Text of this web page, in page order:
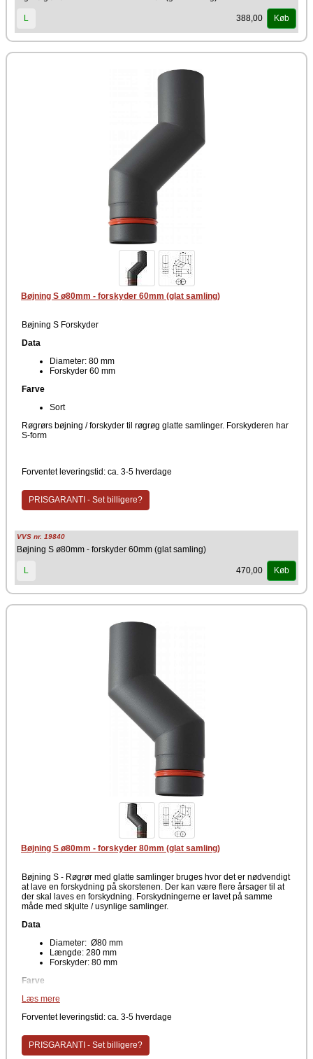
L 388,00 Køb
Bøjning S ø80mm - forskyder 60mm (glat samling)
Bøjning S Forskyder
Data
Diameter: 80 mm
Forskyder 60 mm
Farve
Sort
Røgrørs bøjning / forskyder til røgrøg glatte samlinger. Forskyderen har
S-form
Forventet leveringstid: ca. 3-5 hverdage
PRISGARANTI - Set billigere?
VVS nr. 19840
Bøjning S ø80mm - forskyder 60mm (glat samling)
L 470,00 Køb
Bøjning S ø80mm - forskyder 80mm (glat samling)
Bøjning S - Røgrør med glatte samlinger bruges hvor det er nødvendigt
at lave en forskydning på skorstenen. Der kan være flere årsager til at
der skal laves en forskydning. Forskydningerne er lavet på samme
måde med skjulte / usynlige samlinger.
Data
Diameter: Ø80 mm
Længde: 280 mm
Forskyder: 80 mm
Farve
Sort
Forskyder / Bøjning S laves som standard med 2 forskellige
hvor det er nødvendigt at ændre / forskyde retning på røret.
Læs mere
Forventet leveringstid: ca. 3-5 hverdage
PRISGARANTI - Set billigere?